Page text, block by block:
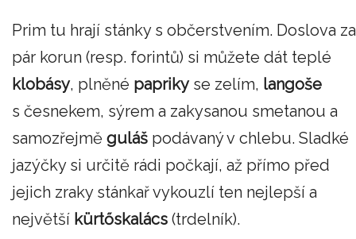
Prim tu hrají stánky s občerstvením. Doslova za
pár korun (resp. forintů) si můžete dát teplé
klobásy, plněné paprikyse zelím, langoše
s česnekem, sýrem a zakysanou smetanou a
samozřejmě guláš podávaný v chlebu. Sladké
jazýčky si určitě rádi počkají, až přímo před
jejich zraky stánkař vykouzlí ten nejlepší a
největší kürtőskalács (trdelník).